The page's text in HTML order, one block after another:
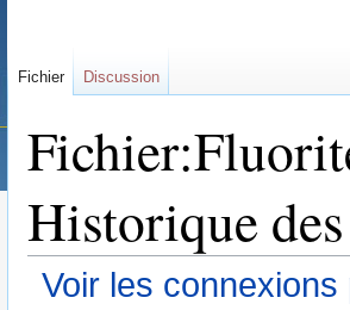
Historique
Voir les
Fichier Discussion